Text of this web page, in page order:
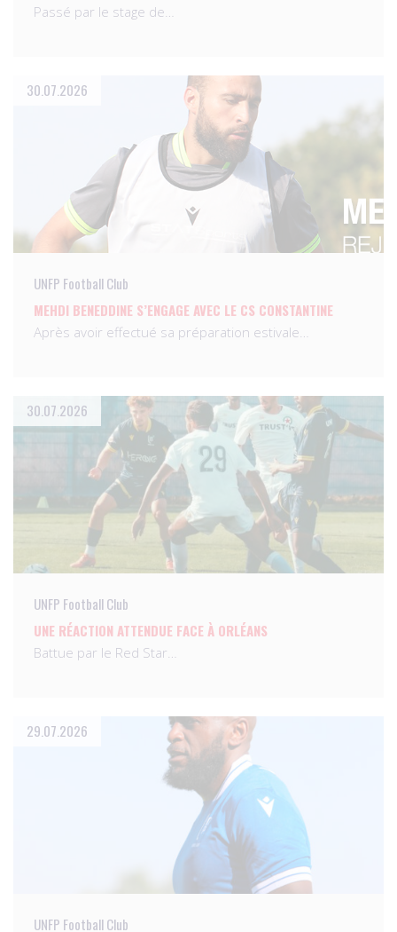
Passé par le stage de…
30.07.2026
UNFP Football Club
MEHDI BENEDDINE S’ENGAGE AVEC LE CS CONSTANTINE
Après avoir effectué sa préparation estivale…
30.07.2026
UNFP Football Club
UNE RÉACTION ATTENDUE FACE À ORLÉANS
Battue par le Red Star…
29.07.2026
UNFP Football Club